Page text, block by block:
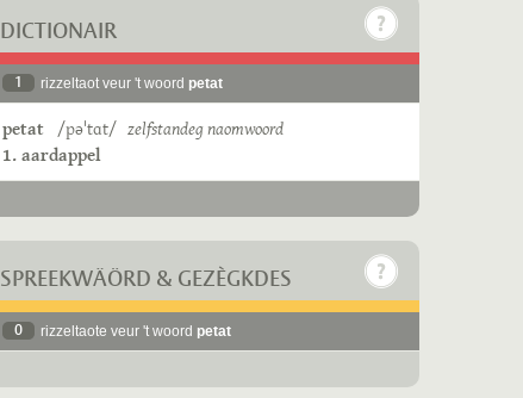
DICTIONAIR
1 rizzeltaot veur 't woord petat
petat /pəˈtɑt/ zelfstandeg naomwoord
1. aardappel
SPREEKWÄÖRD & GEZÈGKDES
0 rizzeltaote veur 't woord petat